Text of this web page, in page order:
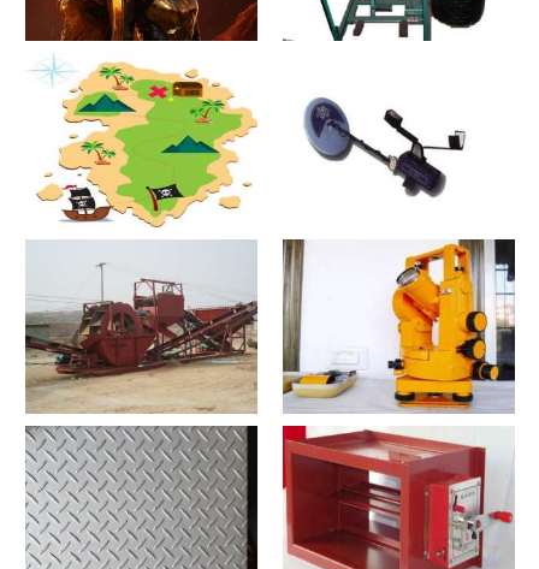
原木床怎么搭配
寻宝？寻宝2021价格和图文详
探测器？探测器2021价格和图
文详情
洗沙机？洗沙机2021价格和图
文详情
经纬仪？经纬仪2021价格和图
文详情